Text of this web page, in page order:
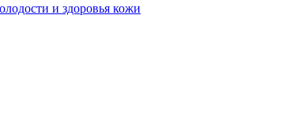
и здоровья кожи